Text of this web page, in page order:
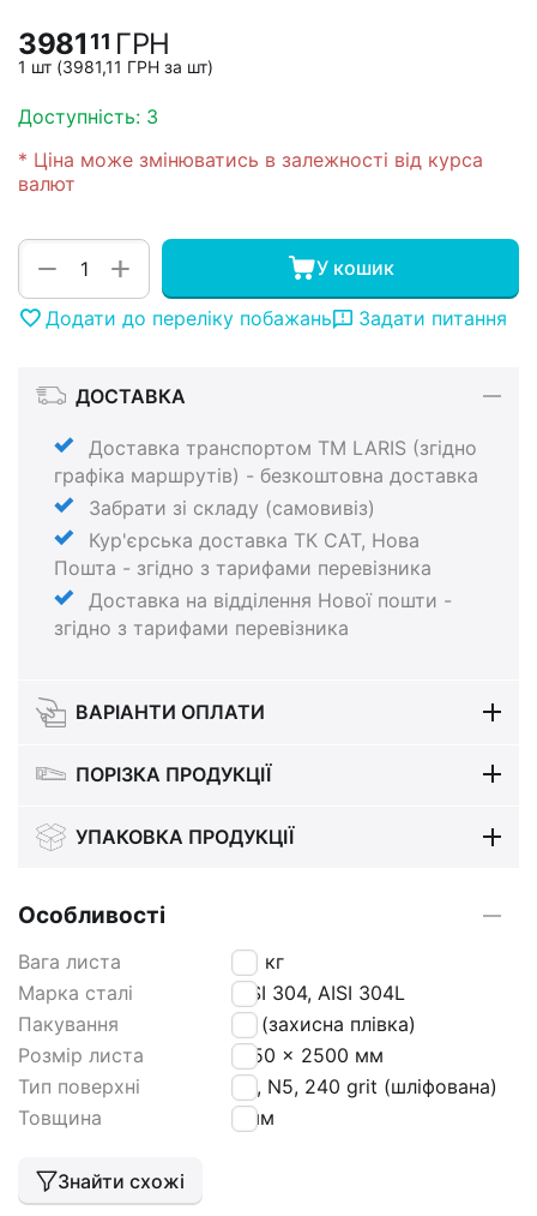
3981 11 ГРН
1 шт (3981,11 ГРН за шт)
Доступність: 3
* Ціна може змінюватись в залежності від курса
валют
+
− У кошик
Додати до переліку побажань Задати питання
ДОСТАВКА
Доставка транспортом ТМ LARIS (згідно
графіка маршрутів) - безкоштовна доставка
Забрати зі складу (самовивіз)
Кур'єрська доставка ТК САТ, Нова
Пошта - згідно з тарифами перевізника
Доставка на відділення Нової пошти -
згідно з тарифами перевізника
ВАРІАНТИ ОПЛАТИ
ПОРІЗКА ПРОДУКЦІЇ
УПАКОВКА ПРОДУКЦІЇ
Особливості
Вага листа 25 кг
Марка сталі
AISI 304, AISI 304L
Пакування
РЕ (захисна плівка)
Розмір листа
1250 x 2500 мм
Тип поверхні
N4, N5, 240 grit (шліфована)
Товщина
1 мм
Знайти схожі